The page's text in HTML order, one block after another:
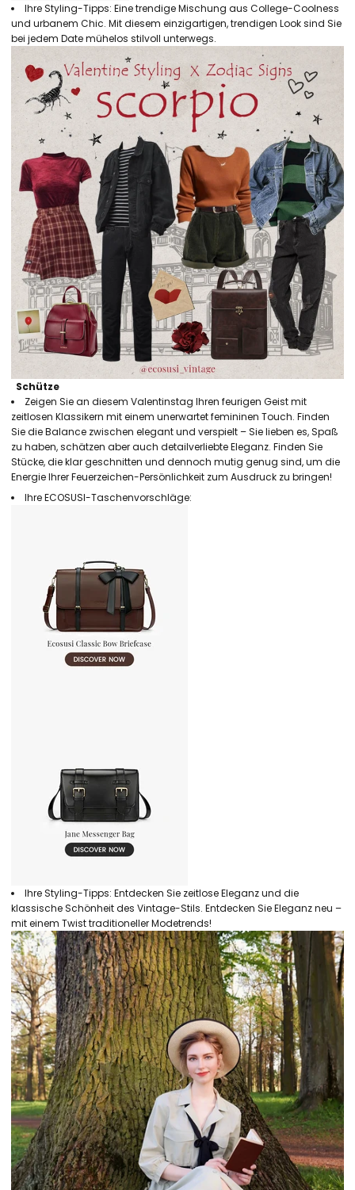
Ihre Styling-Tipps: Eine trendige Mischung aus College-Coolness
und urbanem Chic. Mit diesem einzigartigen, trendigen Look sind Sie
bei jedem Date mühelos stilvoll unterwegs.
Schütze
Zeigen Sie an diesem Valentinstag Ihren feurigen Geist mit
zeitlosen Klassikern mit einem unerwartet femininen Touch. Finden
Sie die Balance zwischen elegant und verspielt – Sie lieben es, Spaß
zu haben, schätzen aber auch detailverliebte Eleganz. Finden Sie
Stücke, die klar geschnitten und dennoch mutig genug sind, um die
Energie Ihrer Feuerzeichen-Persönlichkeit zum Ausdruck zu bringen!
Ihre ECOSUSI-Taschenvorschläge:
Ihre Styling-Tipps: Entdecken Sie zeitlose Eleganz und die
klassische Schönheit des Vintage-Stils. Entdecken Sie Eleganz neu –
mit einem Twist traditioneller Modetrends!